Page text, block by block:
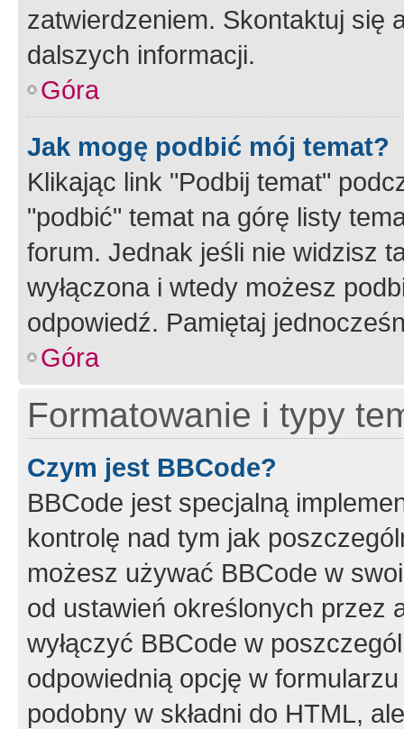
zatwierdzeniem. Skontaktuj się
dalszych informacji.
Góra
Jak mogę podbić mój temat?
Klikając link "Podbij temat"
"podbić" temat na górę listy
forum. Jednak jeśli nie widzisz
wyłączona i wtedy możesz
odpowiedź. Pamiętaj
Góra
Formatowanie i typy
Czym jest BBCode?
BBCode jest specjalną
kontrolę nad tym jak
możesz używać BBCode w
od ustawień określonych przez
wyłączyć BBCode w
odpowiednią opcję w
podobny w składni do HTML,